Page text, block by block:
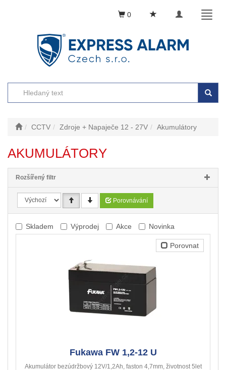
Toggle
0
CCTV Zdroje + Napaječe 12 - 27V Akumulátory
AKUMULÁTORY
Rozšířený filtr
Porovnávání
Skladem Výprodej Akce Novinka
Porovnat
Fukawa FW 1,2-12 U
Akumulátor bezúdržbový 12V/1,2Ah, faston 4,7mm, životnost 5let